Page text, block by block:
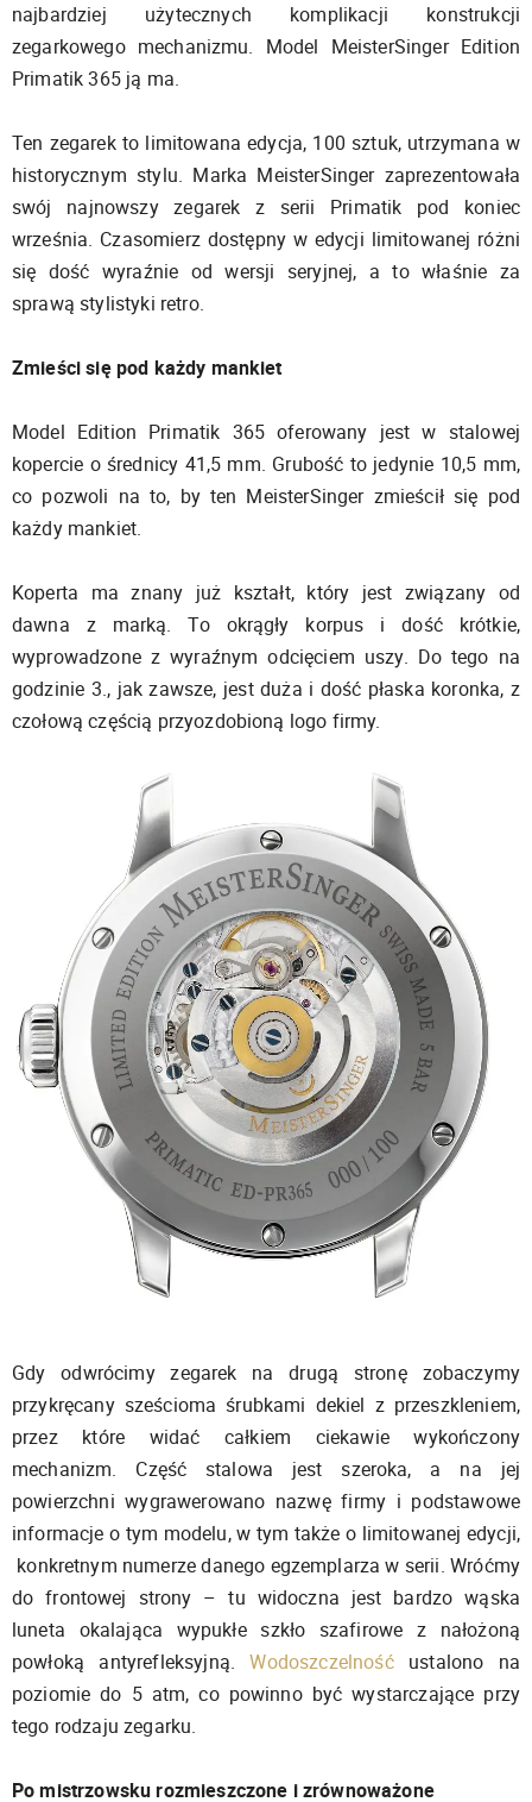
najbardziej użytecznych komplikacji konstrukcji
zegarkowego mechanizmu. Model MeisterSinger Edition
Primatik 365 ją ma.
Ten zegarek to limitowana edycja, 100 sztuk, utrzymana w
historycznym stylu. Marka MeisterSinger zaprezentowała
swój najnowszy zegarek z serii Primatik pod koniec
września. Czasomierz dostępny w edycji limitowanej różni
się dość wyraźnie od wersji seryjnej, a to właśnie za
sprawą stylistyki retro.
Zmieści się pod każdy mankiet
Model Edition Primatik 365 oferowany jest w stalowej
kopercie o średnicy 41,5 mm. Grubość to jedynie 10,5 mm,
co pozwoli na to, by ten MeisterSinger zmieścił się pod
każdy mankiet.
Koperta ma znany już kształt, który jest związany od
dawna z marką. To okrągły korpus i dość krótkie,
wyprowadzone z wyraźnym odcięciem uszy. Do tego na
godzinie 3., jak zawsze, jest duża i dość płaska koronka, z
czołową częścią przyozdobioną logo firmy.
Gdy odwrócimy zegarek na drugą stronę zobaczymy
przykręcany sześcioma śrubkami dekiel z przeszkleniem,
przez które widać całkiem ciekawie wykończony
mechanizm. Część stalowa jest szeroka, a na jej
powierzchni wygrawerowano nazwę firmy i podstawowe
informacje o tym modelu, w tym także o limitowanej edycji,
konkretnym numerze danego egzemplarza w serii. Wróćmy
do frontowej strony – tu widoczna jest bardzo wąska
luneta okalająca wypukłe szkło szafirowe z nałożoną
powłoką antyrefleksyjną.Wodoszczelnośćustalono na
poziomie do 5 atm, co powinno być wystarczające przy
tego rodzaju zegarku.
Po mistrzowsku rozmieszczone i zrównoważone